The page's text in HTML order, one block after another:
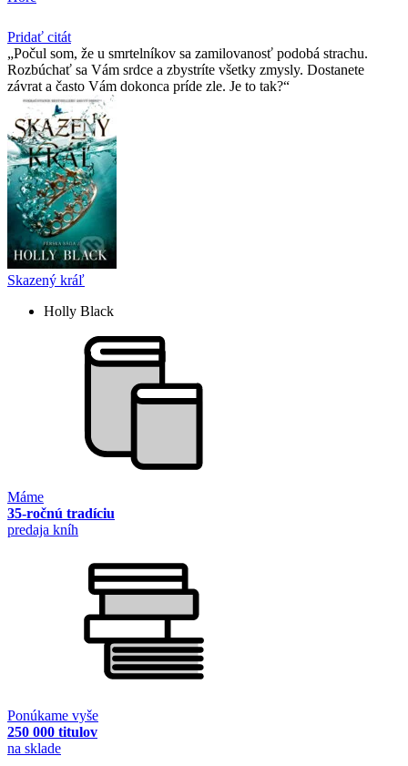
Pridať citát
Počul som, že u smrtelní­kov sa zamilovanosť podobá strachu.
Rozbúchať sa Vám srdce a zbystrí­te všetky zmysly. Dostanete
závrat a často Vám dokonca prí­de zle. Je to tak?
Skazený kráľ
Holly Black
Máme
35-ročnú tradíciu
predaja kníh
Ponúkame vyše
250 000 titulov
na sklade